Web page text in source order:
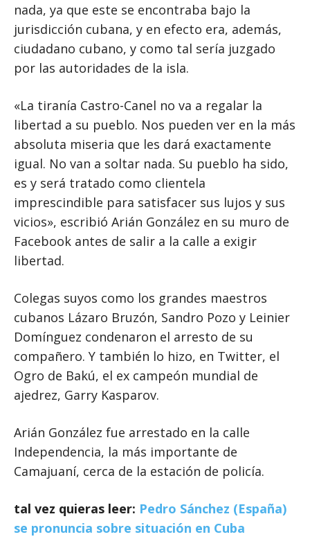
nada, ya que este se encontraba bajo la
jurisdicción cubana, y en efecto era, además,
ciudadano cubano, y como tal sería juzgado
por las autoridades de la isla.
«La tiranía Castro-Canel no va a regalar la
libertad a su pueblo. Nos pueden ver en la más
absoluta miseria que les dará exactamente
igual. No van a soltar nada. Su pueblo ha sido,
es y será tratado como clientela
imprescindible para satisfacer sus lujos y sus
vicios», escribió Arián González en su muro de
Facebook antes de salir a la calle a exigir
libertad.
Colegas suyos como los grandes maestros
cubanos Lázaro Bruzón, Sandro Pozo y Leinier
Domínguez condenaron el arresto de su
compañero. Y también lo hizo, en Twitter, el
Ogro de Bakú, el ex campeón mundial de
ajedrez, Garry Kasparov.
Arián González fue arrestado en la calle
Independencia, la más importante de
Camajuaní, cerca de la estación de policía.
tal vez quieras leer: Pedro Sánchez (España)
se pronuncia sobre situación en Cuba